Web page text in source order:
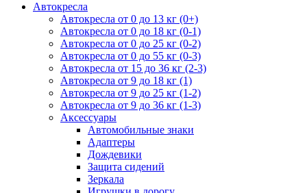
Автокресла
Автокресла от 0 до 13 кг (0+)
Автокресла от 0 до 18 кг (0-1)
Автокресла от 0 до 25 кг (0-2)
Автокресла от 0 до 55 кг (0-3)
Автокресла от 15 до 36 кг (2-3)
Автокресла от 9 до 18 кг (1)
Автокресла от 9 до 25 кг (1-2)
Автокресла от 9 до 36 кг (1-3)
Аксессуары
Автомобильные знаки
Адаптеры
Дождевики
Защита сидений
Зеркала